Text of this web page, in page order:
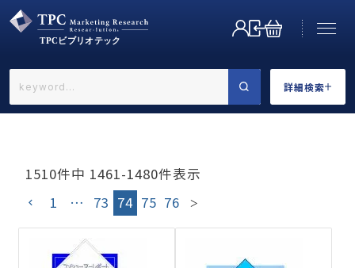
詳細検索
←戻る
業界で選ぶ
1510件中 1461-1480件表示
1
… 73 74 75 76